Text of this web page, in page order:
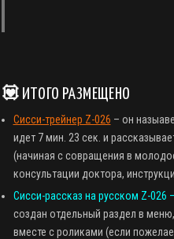
💟 ИТОГО РАЗМЕЩЕНО
Сисси-трейнер Z-026 – он
идет 7 мин. 23 сек. и
(начиная с совращения в
консультации доктора,
Сисси-рассказ на русском Z-026 –
создан отдельный раздел в
вместе с роликами (если